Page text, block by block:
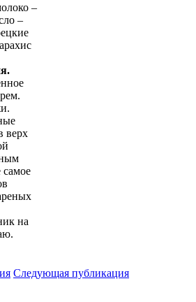
–
–
верх
на
Следующая публикация